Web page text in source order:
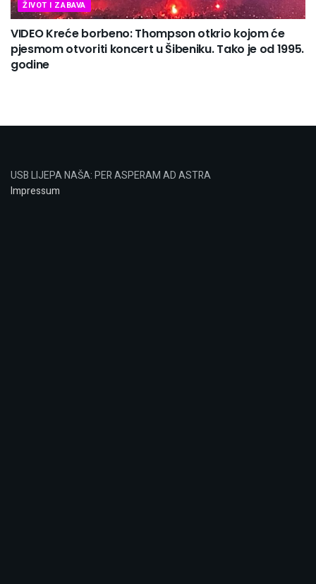
ŽIVOT I ZABAVA
VIDEO Kreće borbeno: Thompson otkrio kojom će
pjesmom otvoriti koncert u Šibeniku. Tako je od 1995.
godine
USB LIJEPA NAŠA: PER ASPERAM AD ASTRA
Impressum